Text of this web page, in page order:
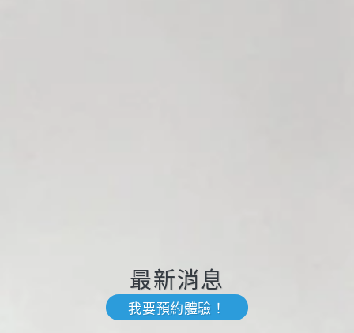
最新消息
我要預約體驗！